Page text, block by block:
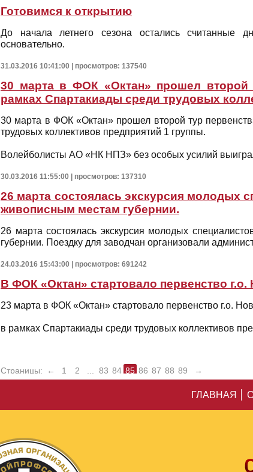
Готовимся к открытию
До начала летнего сезона остались считанные
основательно.
31.03.2016 10:41:00 | просмотров: 137540
30 марта в ФОК «Октан» прошел второй
рамках Спартакиады среди трудовых
30 марта в ФОК «Октан» прошел второй тур
трудовых коллективов предприятий 1 группы.
Волейболисты АО «НК НПЗ» без особых усилий
30.03.2016 11:55:00 | просмотров: 137310
26 марта состоялась экскурсия молодых
живописным местам губернии.
26 марта состоялась экскурсия молодых
губернии. Поездку для заводчан организовали
24.03.2016 15:43:00 | просмотров: 691242
В ФОК «Октан» стартовало первенство
23 марта в ФОК «Октан» стартовало первенство г.о.
в рамках Спартакиады среди трудовых коллективов
Страницы: ← 1 2 83 84 85 86 87 88 89 →
ГЛАВНАЯ